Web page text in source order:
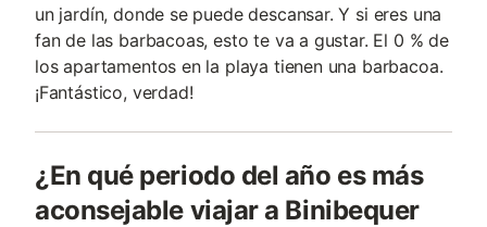
un jardín, donde se puede descansar. Y si eres una
fan de las barbacoas, esto te va a gustar. El 0 % de
los apartamentos en la playa tienen una barbacoa.
¡Fantástico, verdad!
¿En qué periodo del año es más
aconsejable viajar a Binibequer